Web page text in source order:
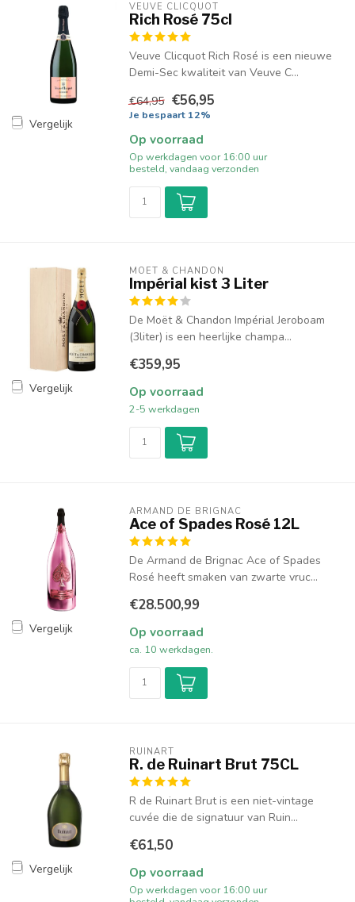
Vergelijk
VEUVE CLICQUOT
Rich Rosé 75cl
Veuve Clicquot Rich Rosé is een nieuwe
Demi-Sec kwaliteit van Veuve C...
€64,95 €56,95
Je bespaart 12%
Op voorraad
Op werkdagen voor 16:00 uur
besteld, vandaag verzonden
Vergelijk
MOËT & CHANDON
Impérial kist 3 Liter
De Moët & Chandon Impérial Jeroboam
(3liter) is een heerlijke champa...
€359,95
Op voorraad
2-5 werkdagen
Vergelijk
ARMAND DE BRIGNAC
Ace of Spades Rosé 12L
De Armand de Brignac Ace of Spades
Rosé heeft smaken van zwarte vruc...
€28.500,99
Op voorraad
ca. 10 werkdagen.
Vergelijk
RUINART
R. de Ruinart Brut 75CL
R de Ruinart Brut is een niet-vintage
cuvée die de signatuur van Ruin...
€61,50
Op voorraad
Op werkdagen voor 16:00 uur